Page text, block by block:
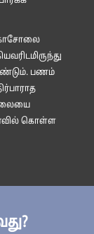
காசோலை
பணம்
கொள்ள